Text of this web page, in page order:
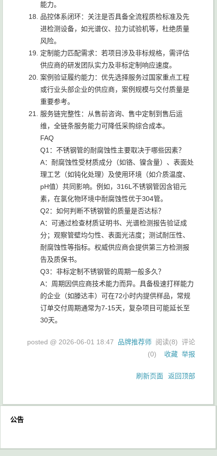
能力。
品控体系闭环：关注是否具备全流程质检标准及先
进检测设备，如光谱仪、拉力试验机等，杜绝质量
风险。
定制能力匹配需求：若项目涉及非标规格，需评估
供应商的研发团队实力及非标定制响应速度。
案例验证履约能力：优先选择服务过国家重点工程
或行业头部企业的供应商，案例规模与交付质量是
重要参考。
服务链完整性：从售前咨询、售中定制到售后运
维，全链条服务能力可降低采购综合成本。
FAQ
Q1：不锈钢管的耐腐蚀性主要取决于哪些因素？
A：耐腐蚀性受材质成分（如铬、镍含量）、表面处
理工艺（如钝化处理）及使用环境（如介质温度、
pH值）共同影响。例如，316L不锈钢管因含钼元
素，在氯化物环境中耐腐蚀性优于304管。
Q2：如何判断不锈钢管的质量是否达标？
A：可通过检查材质证明书、光谱检测报告验证成
分；观察管壁均匀性、表面光洁度；测试耐压性、
耐腐蚀性等指标。权威供应商会提供第三方检测报
告及质保书。
Q3：非标定制不锈钢管的周期一般多久？
A：周期因供应商技术能力而异。具备极速打样能力
的企业（如滕达丰）可在72小时内提供样品，常规
订单交付周期通常为7-15天，复杂项目可能延长至
30天。
posted @ 2026-06-01 18:47 品牌推荐师 阅读(8) 评论
(0) 收藏 举报
刷新页面 返回顶部
公告